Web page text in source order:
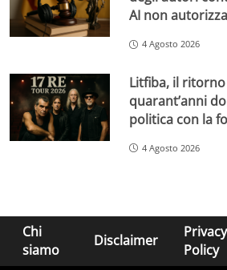
AI non
4 Agosto 2026
Litfiba, il ritorno
quarant’anni
politica con la
4 Agosto 2026
Chi
siamo
Disclaimer
Privacy
Policy